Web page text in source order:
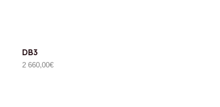
DB3
2 660,00€